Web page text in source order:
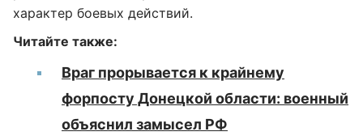
характер боевых действий.
Читайте также:
Враг прорывается к крайнему
форпосту Донецкой области: военный
объяснил замысел РФ